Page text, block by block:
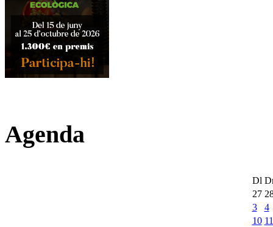
Agenda
Dl
27
3
4
10 11